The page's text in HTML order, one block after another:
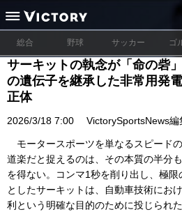
総合 野球 サッカー ゴ
サーキットの執念が「命の砦
の遺伝子を継承した非常用発
正体
2026/3/18 7:00 VictorySportsNews編
モータースポーツを単なるスピード
道楽だと捉えるのは、その本質の半分
を得ない。コンマ1秒を削り出し、極
としたサーキットは、自動車技術にお
利という明確な目的のために投じられ